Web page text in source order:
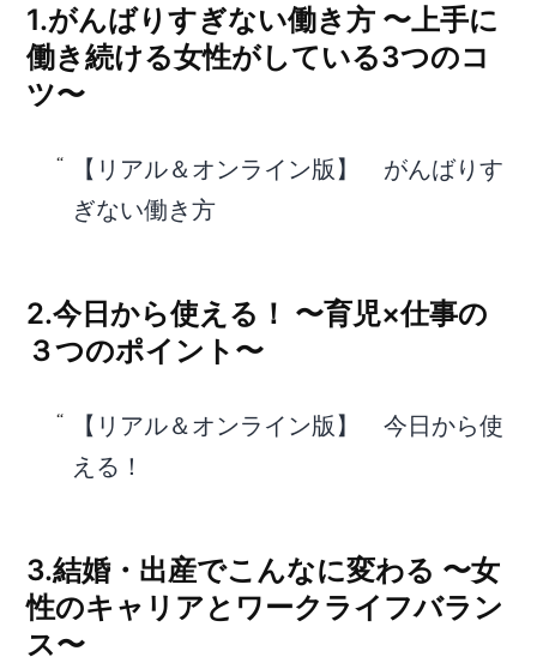
1.がんばりすぎない働き方 〜上手に
働き続ける女性がしている3つのコ
ツ〜
【リアル＆オンライン版】 がんばりす
ぎない働き方
2.今日から使える！ 〜育児×仕事の
３つのポイント〜
【リアル＆オンライン版】 今日から使
える！
3.結婚・出産でこんなに変わる 〜女
性のキャリアとワークライフバラン
ス〜